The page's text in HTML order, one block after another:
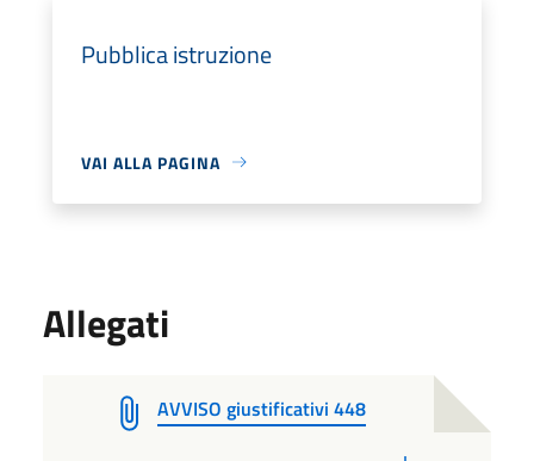
Pubblica istruzione
VAI ALLA PAGINA
Allegati
AVVISO giustificativi 448